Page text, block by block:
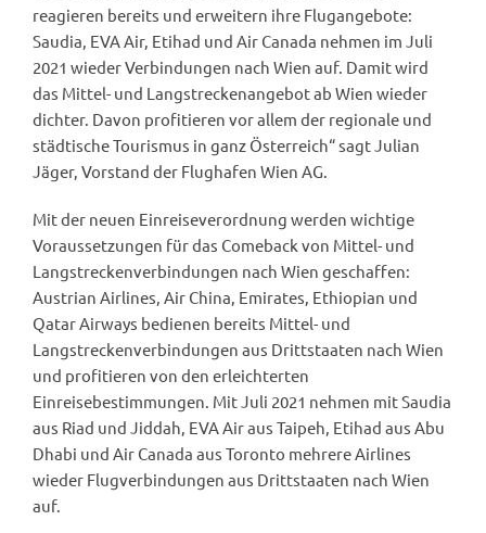
reagieren bereits und erweitern ihre Flugangebote:
Saudia, EVA Air, Etihad und Air Canada nehmen im Juli
2021 wieder Verbindungen nach Wien auf. Damit wird
das Mittel- und Langstreckenangebot ab Wien wieder
dichter. Davon profitieren vor allem der regionale und
städtische Tourismus in ganz Österreich“ sagt Julian
Jäger, Vorstand der Flughafen Wien AG.
Mit der neuen Einreiseverordnung werden wichtige
Voraussetzungen für das Comeback von Mittel- und
Langstreckenverbindungen nach Wien geschaffen:
Austrian Airlines, Air China, Emirates, Ethiopian und
Qatar Airways bedienen bereits Mittel- und
Langstreckenverbindungen aus Drittstaaten nach Wien
und profitieren von den erleichterten
Einreisebestimmungen. Mit Juli 2021 nehmen mit Saudia
aus Riad und Jiddah, EVA Air aus Taipeh, Etihad aus Abu
Dhabi und Air Canada aus Toronto mehrere Airlines
wieder Flugverbindungen aus Drittstaaten nach Wien
auf.